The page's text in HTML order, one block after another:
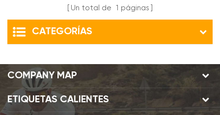
Un total de 1 páginas
CATEGORÍAS
COMPANY MAP
ETIQUETAS CALIENTES